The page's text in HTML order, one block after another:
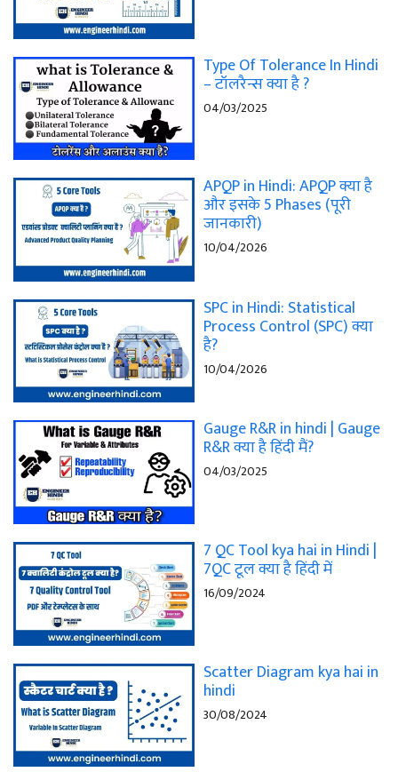
Type Of Tolerance In Hindi
– टॉलरैन्स क्या है ?
04/03/2025
APQP in Hindi: APQP क्या है
और इसके 5 Phases (पूरी
जानकारी)
10/04/2026
SPC in Hindi: Statistical
Process Control (SPC) क्या
है?
10/04/2026
Gauge R&R in hindi | Gauge
R&R क्या है हिंदी मैं?
04/03/2025
7 QC Tool kya hai in Hindi |
7QC टूल क्या है हिंदी में
16/09/2024
Scatter Diagram kya hai in
hindi
30/08/2024